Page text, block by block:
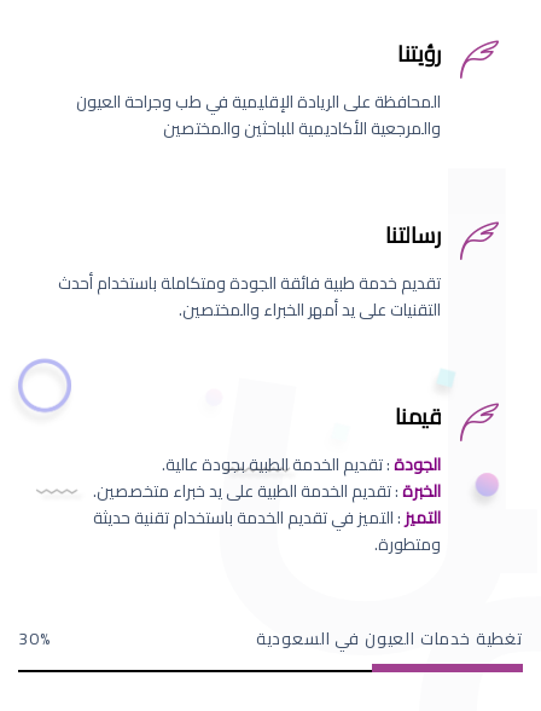
رؤيتنا
المحافظة على الريادة الإقليمية في طب وجراحة العيون
والمرجعية الأكاديمية للباحثين والمختصين
رسالتنا
تقديم خدمة طبية فائقة الجودة ومتكاملة باستخدام أحدث
التقنيات على يد أمهر الخبراء والمختصين.
قيمنا
الجودة: تقديم الخدمة الطبية بجودة عالية.
الخبرة: تقديم الخدمة الطبية على يد خبراء متخصصين.
التميز: التميز في تقديم الخدمة باستخدام تقنية حديثة
ومتطورة.
تغطية خدمات العيون في السعودية 30